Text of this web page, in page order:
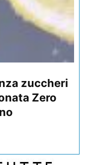
zuccheri
Zero